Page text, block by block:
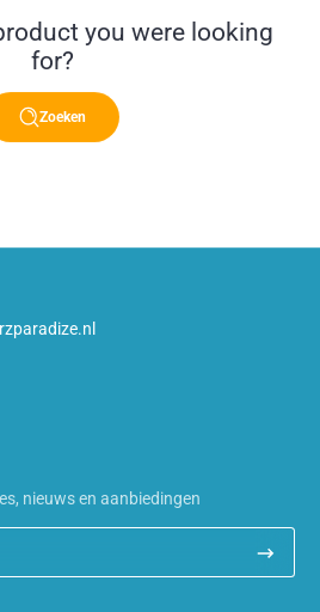
you were looking
for?
Zoeken
nieuws en aanbiedingen